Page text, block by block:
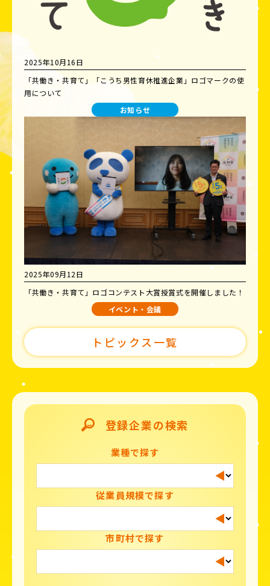
2025年10月16日
「共働き・共育て」「こうち男性育休推進企業」ロゴマークの使
用について
お知らせ
2025年09月12日
「共働き・共育て」ロゴコンテスト大賞授賞式を開催しました！
イベント・会議
トピックス一覧
登録企業の検索
業種で探す
従業員規模で探す
市町村で探す